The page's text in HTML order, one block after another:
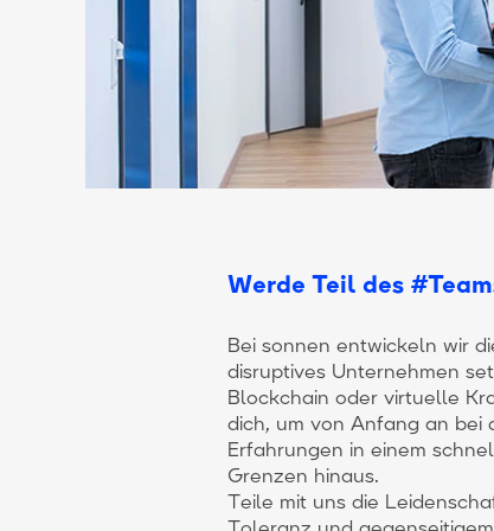
Werde Teil des
Bei sonnen entwickeln wir
disruptives Unternehmen
Blockchain oder virtuelle
dich, um von Anfang an bei
Erfahrungen in einem
Grenzen hinaus.
Teile mit uns die